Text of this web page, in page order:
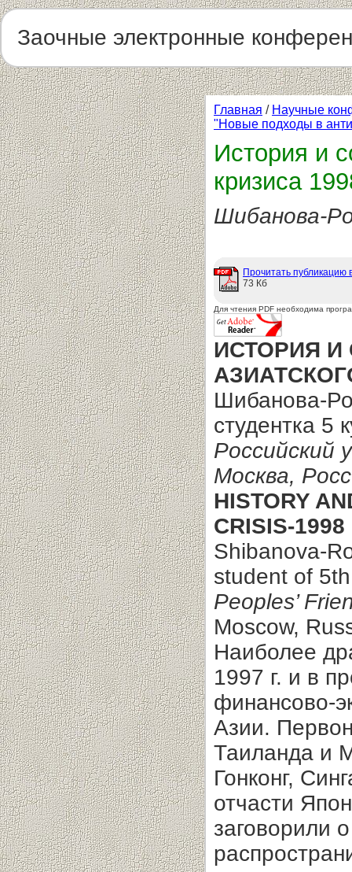
Заочные электронные
Главная / Научные
"Новые подходы в
История и
кризиса
Шибанова-
Прочитать публикацию
73 Кб
Для чтения PDF необходима
ИСТОРИЯ
Шибанова-
студентка 5
Российский
Москва,
HISTORY
CRISIS-1998
Shibanova-
student of
Peoples’
Moscow,
Наиболее
1997 г. и в
финансово-
Азии.
Таиланда и
Гонконг,
отчасти
заговорили